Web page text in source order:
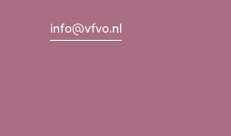
info@vfvo.nl